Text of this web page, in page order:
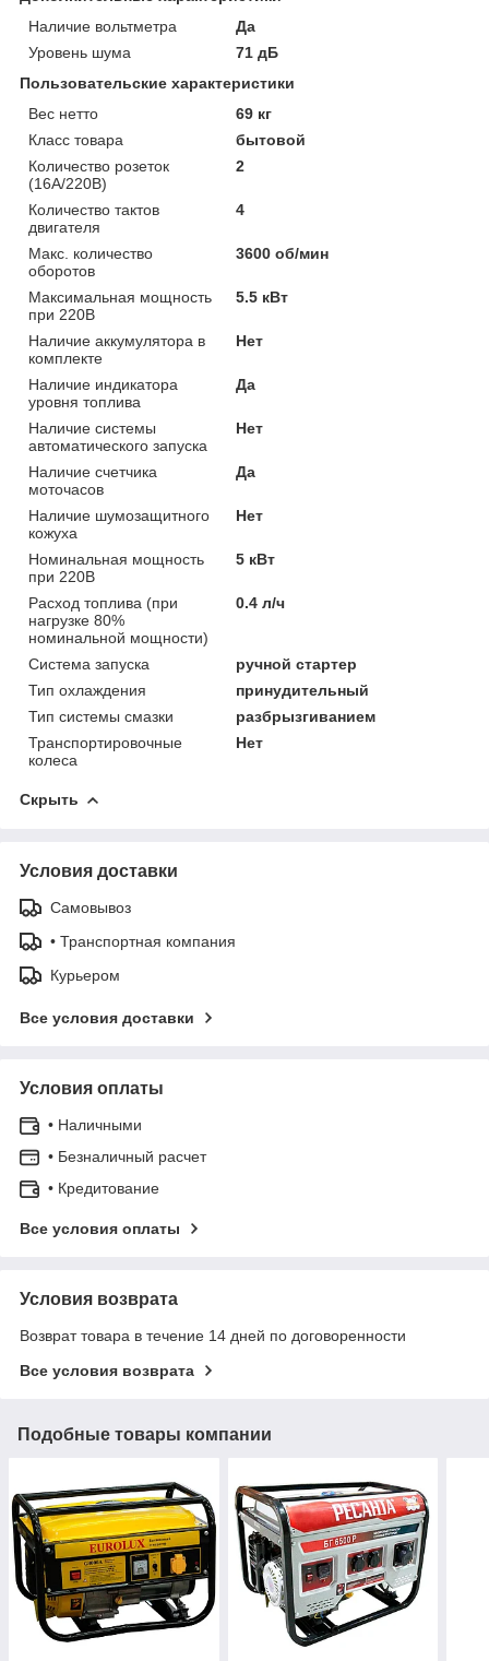
Наличие вольтметра
Да
Уровень шума
71 дБ
Пользовательские характеристики
Вес нетто
69 кг
Класс товара
бытовой
Количество розеток
(16А/220В)
2
Количество тактов
двигателя
4
Макс. количество
оборотов
3600 об/мин
Максимальная мощность
при 220В
5.5 кВт
Наличие аккумулятора в
комплекте
Нет
Наличие индикатора
уровня топлива
Да
Наличие системы
автоматического запуска
Нет
Наличие счетчика
моточасов
Да
Наличие шумозащитного
кожуха
Нет
Номинальная мощность
при 220В
5 кВт
Расход топлива (при
нагрузке 80%
номинальной мощности)
0.4 л/ч
Система запуска
ручной стартер
Тип охлаждения
принудительный
Тип системы смазки
разбрызгиванием
Транспортировочные
колеса
Нет
Скрыть
Условия доставки
Самовывоз
• Транспортная компания
Курьером
Все условия доставки
Условия оплаты
• Наличными
• Безналичный расчет
• Кредитование
Все условия оплаты
Условия возврата
Возврат товара в течение 14 дней по договоренности
Все условия возврата
Подобные товары компании